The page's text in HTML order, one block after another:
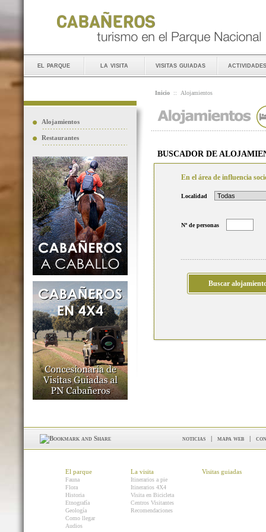
el parque la visita visitas guiadas actividades
Alojamientos
Restaurantes
Inicio :: Alojamientos
BUSCADOR DE
En el área de influencia
Localidad
Nº de personas
noticias | mapa web |
El parque
Fauna
Flora
Historia
Etnografía
Geología
Como llegar
Audios
La visita
Itinerarios a pie
Itinerarios 4X4
Visita en Bicicleta
Centros Visitantes
Recomendaciones
Visitas guiadas